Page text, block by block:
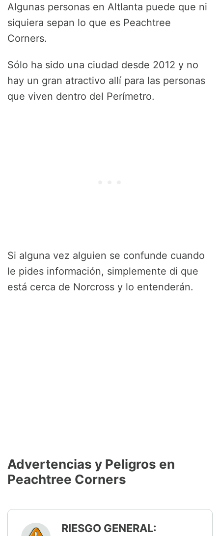
Algunas personas en Altlanta puede que ni
siquiera sepan lo que es Peachtree
Corners.
Sólo ha sido una ciudad desde 2012 y no
hay un gran atractivo allí para las personas
que viven dentro del Perímetro.
Si alguna vez alguien se confunde cuando
le pides información, simplemente di que
está cerca de Norcross y lo entenderán.
Advertencias y Peligros en
Peachtree Corners
RIESGO GENERAL: